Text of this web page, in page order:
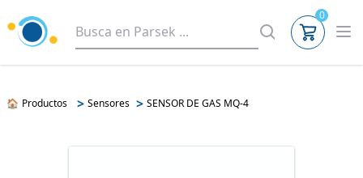
0
🏠 Productos > Sensores > SENSOR DE GAS MQ-4